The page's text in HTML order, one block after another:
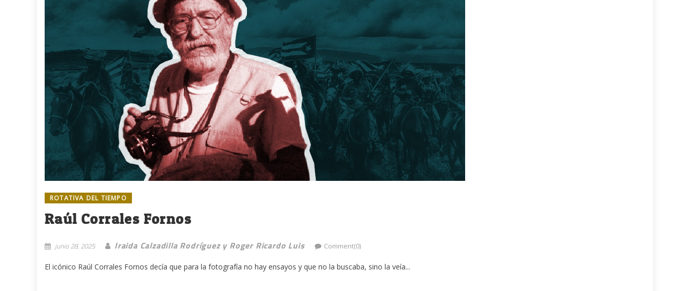
ROTATIVA DEL TIEMPO
Raúl Corrales Fornos
junio 28, 2025 Iraida Calzadilla Rodríguez y Roger Ricardo Luis Comment(0)
El icónico Raúl Corrales Fornos decía que para la fotografía no hay ensayos y que no la buscaba, sino la veía...